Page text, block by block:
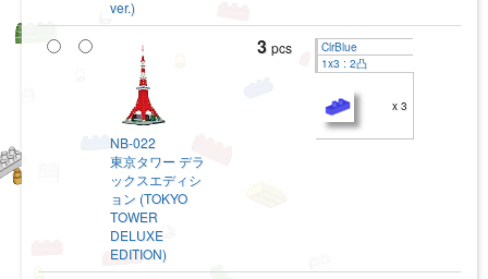
ver.)
NB-022
東京タワー デラ
ックスエディシ
ョン (TOKYO
TOWER
DELUXE
EDITION)
3 pcs
ClrBlue
1x3 : 2凸
x 3